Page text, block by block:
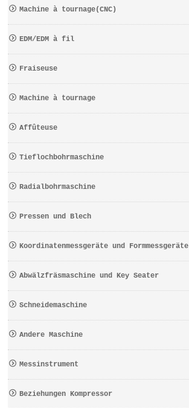
Machine à tournage(CNC)
EDM/EDM à fil
Fraiseuse
Machine à tournage
Affûteuse
Tieflochbohrmaschine
Radialbohrmaschine
Pressen und Blech
Koordinatenmessgeräte und Formmessgeräte
Abwälzfräsmaschine und Key Seater
Schneidemaschine
Andere Maschine
Messinstrument
Beziehungen Kompressor